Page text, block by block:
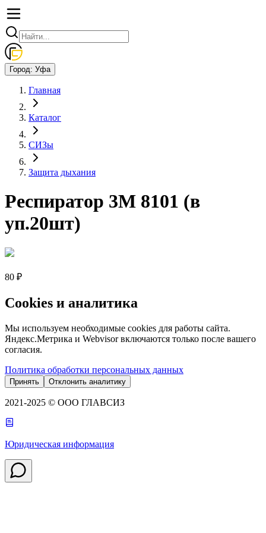
Город: Уфа
Главная
Каталог
СИЗы
Защита дыхания
Респиратор 3М 8101 (в
уп.20шт)
80 ₽
Cookies и аналитика
Мы используем необходимые cookies для работы сайта.
Яндекс.Метрика и Webvisor включаются только после вашего
согласия.
Политика обработки персональных данных
Принять Отклонить аналитику
2021-2025 © ООО ГЛАВСИЗ
Юридическая информация